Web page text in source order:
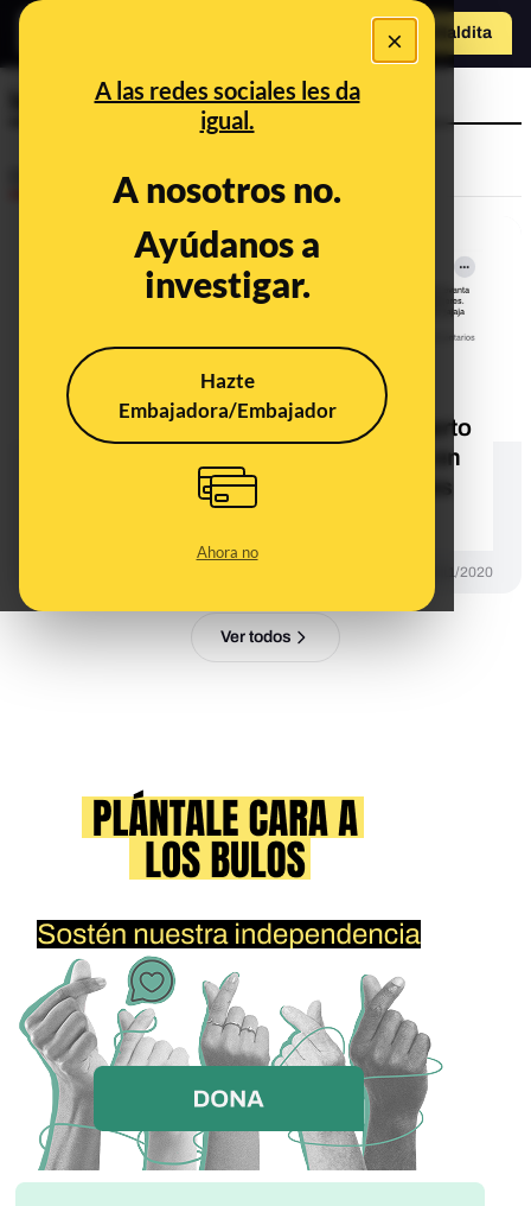
×
A las redes sociales les da
igual.
A nosotros no.
Ayúdanos a
investigar.
Hazte
Embajadora/Embajador
Ahora no
Hazte Maldita
levantar
No, este vídeo no muestra a un muerto
por COVID-19 levantando el brazo en
Bolivia: lo que se ve en las imágenes
es un simulacro
04/11/2020
Ver todos